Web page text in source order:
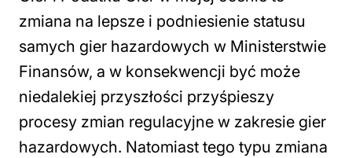
zmiana na lepsze i podniesienie statusu
samych gier hazardowych w Ministerstwie
Finansów, a w konsekwencji być może
niedalekiej przyszłości przyśpieszy
procesy zmian regulacyjne w zakresie gier
hazardowych. Natomiast tego typu zmiana